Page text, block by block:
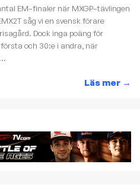
EM–finaler när MXGP–tävlingen
såg vi en svensk förare
Dock inga poäng för
och 30:e i andra, när
Läs mer →